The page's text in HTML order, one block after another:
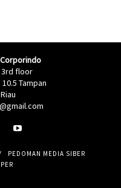
3rd floor
Tampan
PEDOMAN MEDIA SIBER